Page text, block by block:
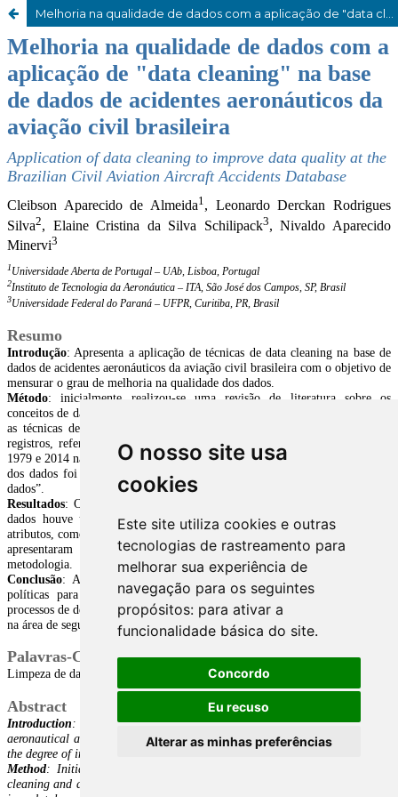
O nosso site usa
cookies
Este site utiliza cookies e outras
tecnologias de rastreamento para
melhorar sua experiência de
navegação para os seguintes
propósitos: para ativar a
funcionalidade básica do site.
Concordo
Eu recuso
Alterar as minhas preferências